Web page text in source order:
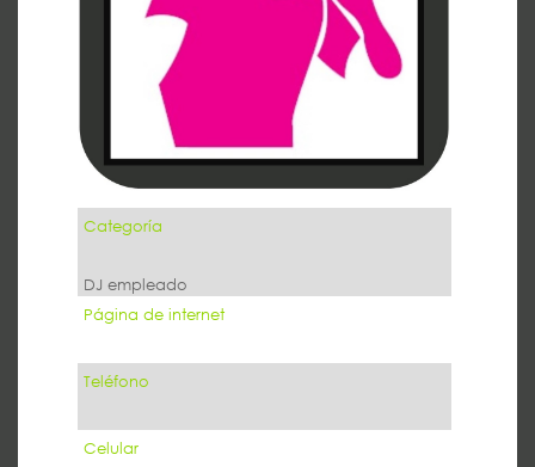
Categoría
DJ empleado
Página de internet
Teléfono
Celular